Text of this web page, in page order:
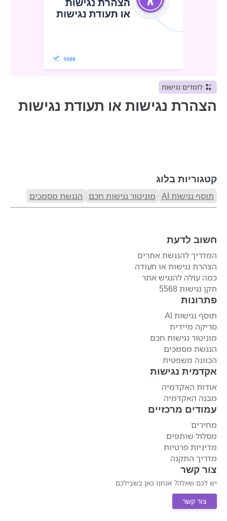
לומדים נגישות
הצהרת נגישות או תעודת נגישות
קטגוריות בלוג
תוסף נגישות AI מוניטור נגישות חכם הנגשת מסמכים
חשוב לדעת
המדריך להנגשת אתרים
הצהרת נגישות או תעודה
כמה עולה להנגיש אתר
תקן נגישות 5568
פתרונות
תוסף נגישות AI
סריקה מיידית
מוניטור נגישות חכם
הנגשת מסמכים
הכוונה משפטית
אקדמית נגישות
אודות האקדמיה
מבנה האקדמיה
עמודים מרכזיים
מחירים
מסלול שותפים
מדיניות פרטיות
מדריך התקנה
צור קשר
יש לכם שאלה? אנחנו כאן בשבילכם
צור קשר